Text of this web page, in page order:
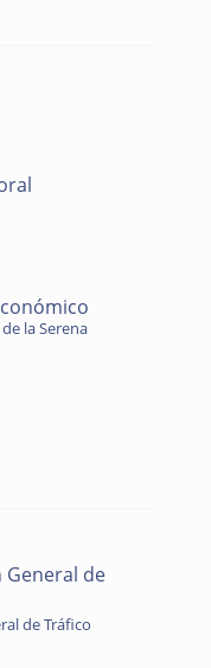
la Serena
General de
de Tráfico